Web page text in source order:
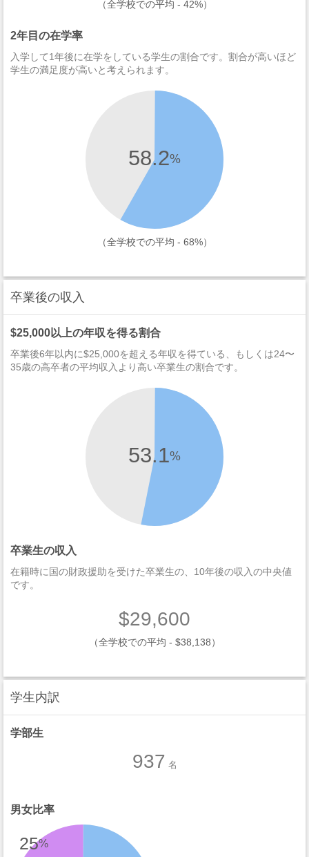
（全学校での平均 - 42%）
2年目の在学率
入学して1年後に在学をしている学生の割合です。割合が高いほど
学生の満足度が高いと考えられます。
58.2%
（全学校での平均 - 68%）
卒業後の収入
$25,000以上の年収を得る割合
卒業後6年以内に$25,000を超える年収を得ている、もしくは24〜
35歳の高卒者の平均収入より高い卒業生の割合です。
53.1%
卒業生の収入
在籍時に国の財政援助を受けた卒業生の、10年後の収入の中央値
です。
$29,600
（全学校での平均 - $38,138）
学生内訳
学部生
937 名
男女比率
25%